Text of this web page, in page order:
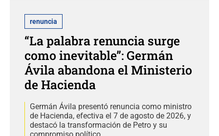
renuncia
“La palabra renuncia surge
como inevitable”: Germán
Ávila abandona el Ministerio
de Hacienda
Germán Ávila presentó renuncia como ministro
de Hacienda, efectiva el 7 de agosto de 2026, y
destacó la transformación de Petro y su